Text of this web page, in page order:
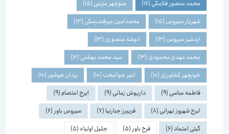
محمد منصور فلامکی(16) منوچهر مزینی(15)
شهریار سیروس(15) محمدامین میرفندرسکی(13)
اردشیر سیروس(13) انوشه منصوری(13)
محمد مهدی محمودی(13) سید محمد بهشتی(12)
خوبچهر کشاورزی(10) امیر جوانبخت(10) یزدان هوشور(10)
فاطمه عباسی(9) داریوش زمانی(9) ایرج اعتصام(9)
ایرج شهروز تهرانی(8) فریبرز جبارنیا(7) سیروس باور (6)
گیتی اعتماد(6) فرخ باور (5) جلیل اولیاء(5)